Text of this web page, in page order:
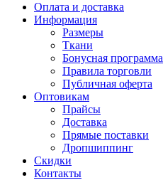
Оплата и доставка
Информация
Размеры
Ткани
Бонусная программа
Правила торговли
Публичная оферта
Оптовикам
Прайсы
Доставка
Прямые поставки
Дропшиппинг
Скидки
Контакты